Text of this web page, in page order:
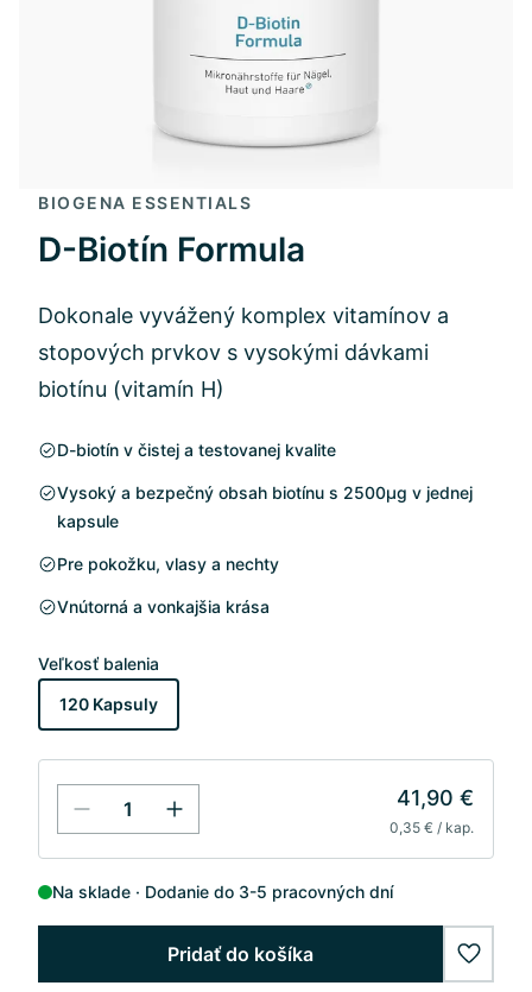
BIOGENA ESSENTIALS
D-Biotín Formula
Dokonale vyvážený komplex vitamínov a
stopových prvkov s vysokými dávkami
biotínu (vitamín H)
D-biotín v čistej a testovanej kvalite
Vysoký a bezpečný obsah biotínu s 2500μg v jednej
kapsule
Pre pokožku, vlasy a nechty
Vnútorná a vonkajšia krása
Veľkosť balenia
120 Kapsuly
41,90 €
0,35 € / kap.
Na sklade Dodanie do 3-5 pracovných dní
Pridať do košíka